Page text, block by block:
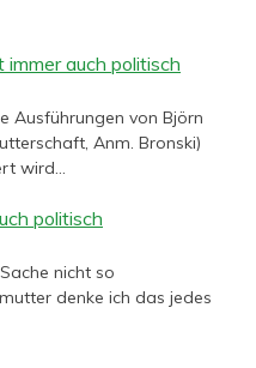
immer auch politisch
Ausführungen von Björn
Anm. Bronski)
wird…
politisch
nicht so
denke ich das jedes